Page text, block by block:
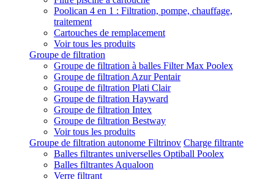
Poolican 4 en 1 : Filtration, pompe, chauffage,
traitement
Cartouches de remplacement
Voir tous les produits
Groupe de filtration
Groupe de filtration à balles Filter Max Poolex
Groupe de filtration Azur Pentair
Groupe de filtration Plati Clair
Groupe de filtration Hayward
Groupe de filtration Intex
Groupe de filtration Bestway
Voir tous les produits
Groupe de filtration autonome Filtrinov Charge filtrante
Balles filtrantes universelles Optiball Poolex
Balles filtrantes Aqualoon
Verre filtrant